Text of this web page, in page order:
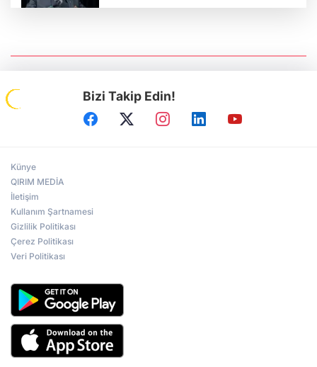
Prof.Dr. Ruhi Ersoy: Kırım, sürgün ve
Sovyet zulmünün sembolü oldu
Ankara'da ele alındı
Bizi Takip Edin!
Künye
QIRIM MEDİA
İletişim
Kullanım Şartnamesi
Gizlilik Politikası
Çerez Politikası
Veri Politikası